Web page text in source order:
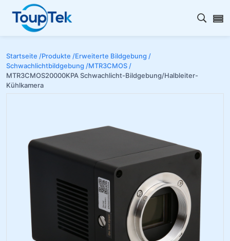
Open
Startseite /Produkte /Erweiterte Bildgebung /
Schwachlichtbildgebung /MTR3CMOS /
MTR3CMOS20000KPA Schwachlicht-Bildgebung/Halbleiter-
Kühlkamera